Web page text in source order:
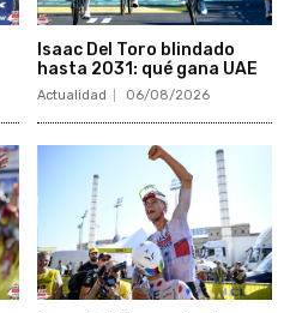
Isaac Del Toro blindado
hasta 2031: qué gana UAE
Actualidad 06/08/2026